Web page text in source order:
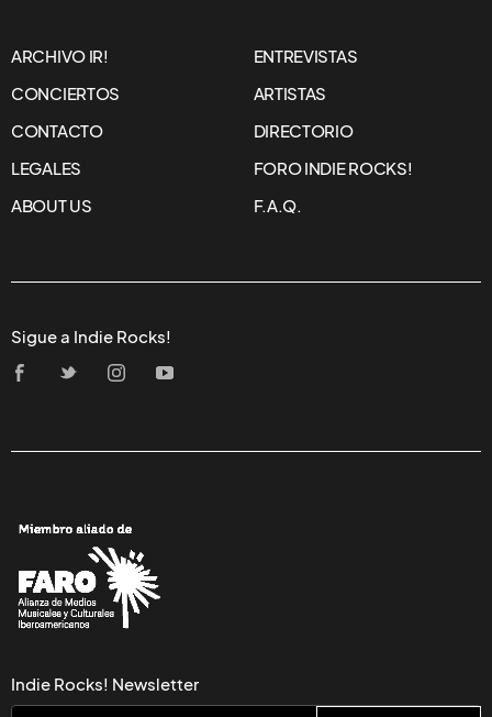
ARCHIVO IR!
ENTREVISTAS
CONCIERTOS
ARTISTAS
CONTACTO
DIRECTORIO
LEGALES
FORO INDIE ROCKS!
ABOUT US
F.A.Q.
Sigue a Indie Rocks!
Indie Rocks! Newsletter